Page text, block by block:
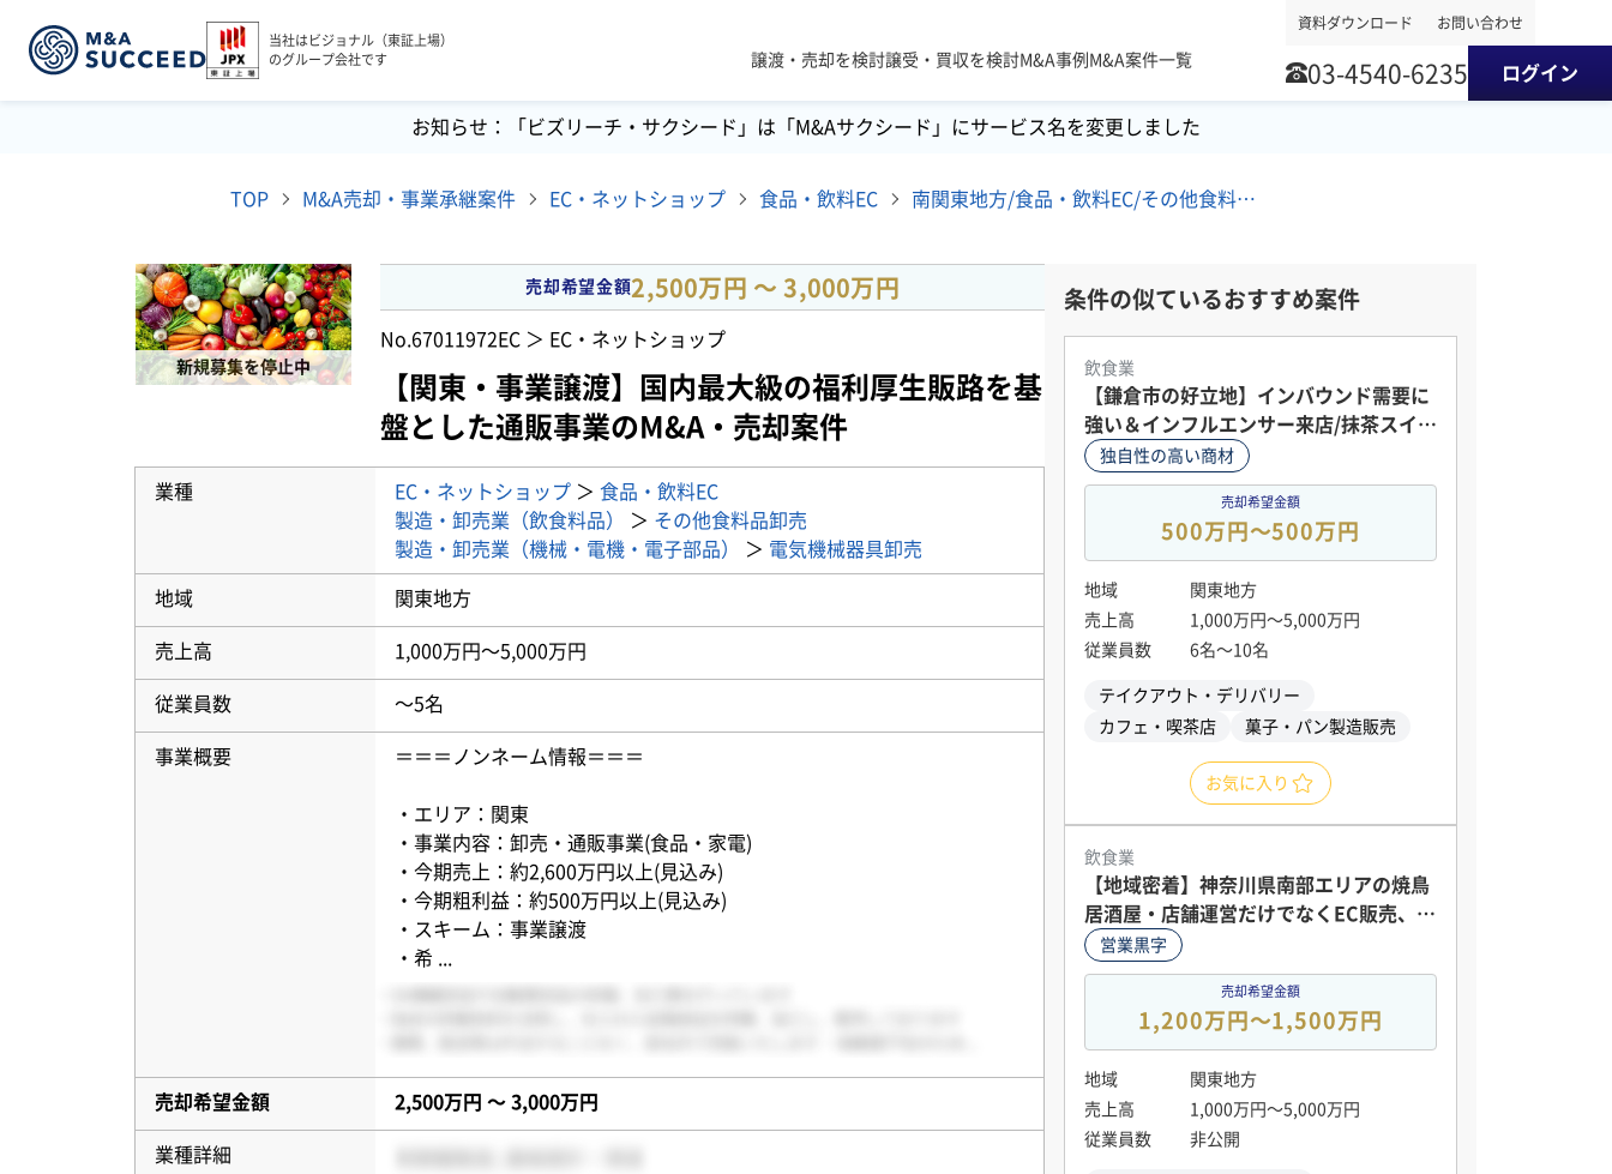
当社はビジョナル（東証上場）
のグループ会社です
譲渡・売却を検討譲受・買収を検討M&A事例 M&A案件一覧
資料ダウンロード お問い合わせ
03-4540-6235 ログイン
お知らせ：「ビズリーチ・サクシード」は「M&Aサクシード」にサービス名を変更しました
TOP M&A売却・事業承継案件 EC・ネットショップ 食品・飲料EC 南関東地方/食品・飲料EC/その他食料品卸売/電気機械器具卸売 M&A・事業譲渡案件
新規募集を停止中
売却希望金額2,500万円 〜 3,000万円
No.67011972 EC ＞ EC・ネットショップ
【関東・事業譲渡】国内最大級の福利厚生販路を基
盤とした通販事業のM&A・売却案件
業種 EC・ネットショップ ＞ 食品・飲料EC
製造・卸売業（飲食料品）
＞ その他食料品卸売
製造・卸売業（機械・電機・電子部品）
＞ 電気機械器具卸売
地域 関東地方
売上高 1,000万円〜5,000万円
従業員数 〜5名
事業概要 ＝＝＝ノンネーム情報＝＝＝
・エリア：関東
・事業内容：卸売・通販事業(食品・家電)
・今期売上：約2,600万円以上(見込み)
・今期粗利益：約500万円以上(見込み)
・スキーム：事業譲渡
・希
売却希望金額 2,500万円 〜 3,000万円
業種詳細
条件の似ているおすすめ案件
飲食業
【鎌倉市の好立地】インバウンド需要に
強い＆インフルエンサー来店/抹茶スイー
ツ店舗
独自性の高い商材
売却希望金額
500万円〜500万円
地域
関東地方
売上高
1,000万円〜5,000万円
従業員数
6名〜10名
テイクアウト・デリバリー
カフェ・喫茶店
菓子・パン製造販売
お気に入り
飲食業
【地域密着】神奈川県南部エリアの焼鳥
居酒屋・店舗運営だけでなくEC販売、返
礼品などの販路からの収益ルートもあり
◎
営業黒字
売却希望金額
1,200万円〜1,500万円
地域
関東地方
売上高
1,000万円〜5,000万円
従業員数
非公開